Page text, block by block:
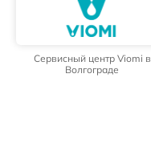
Сервисный центр Viomi в
Волгограде